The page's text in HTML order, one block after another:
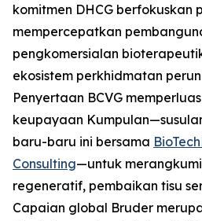
komitmen DHCG berfokuskan
mempercepatkan
pengkomersialan
ekosistem perkhidmatan
Penyertaan BCVG
keupayaan
baru-baru ini bersama
Consulting—untuk
regeneratif, pembaikan tisu
Capaian global Bruder